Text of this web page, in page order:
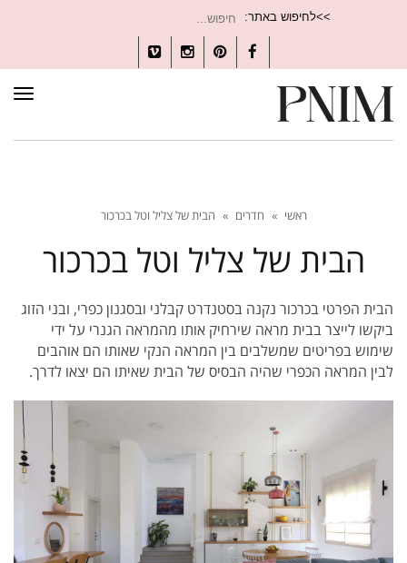
>>לחיפוש באתר:
עבור:
Facebook
Pinterest
Instagram
Vimeo
ראשי » חדרים » הבית של צליל וטל בכרכור
הבית של צליל וטל בכרכור
הבית הפרטי בכרכור נקנה בסטנדרט קבלני ובסגנון כפרי, ובני הזוג
ביקשו לייצר בבית מראה שירחיק אותו מהמראה הגנרי על ידי
שימוש בפריטים שמשלבים בין המראה הנקי שאותו הם אוהבים
לבין המראה הכפרי שהיה הבסיס של הבית שאיתו הם יצאו לדרך.